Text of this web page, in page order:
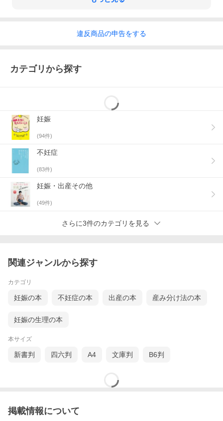
違反商品の申告をする
カテゴリから探す
妊娠
(94件)
不妊症
(83件)
妊娠・出産その他
(49件)
さらに3件のカテゴリを見る
関連ジャンルから探す
カテゴリ
妊娠の本 不妊症の本 出産の本 産み分け法の本
妊娠の生理の本
本サイズ
新書判 四六判 A4 文庫判 B6判
掲載情報について